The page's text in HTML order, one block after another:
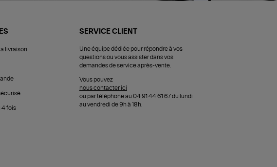
livraison
4 fois
SERVICE CLIENT
Une équipe dédiée pour répondre à vos
questions ou vous assister dans vos
demandes de service après-vente.
Vous pouvez
nous contacter ici
ou par téléphone au 04 91 44 61 67 du lundi
au vendredi de 9h à 18h.